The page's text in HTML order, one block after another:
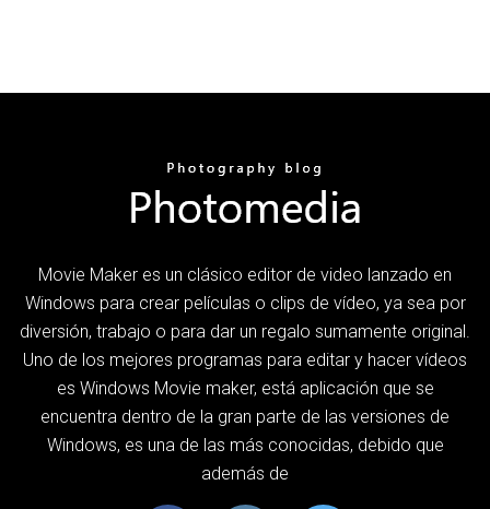
Movie Maker es un clásico editor de video lanzado en
Windows para crear películas o clips de vídeo, ya sea por
diversión, trabajo o para dar un regalo sumamente original.
Uno de los mejores programas para editar y hacer vídeos
es Windows Movie maker, está aplicación que se
encuentra dentro de la gran parte de las versiones de
Windows, es una de las más conocidas, debido que
además de